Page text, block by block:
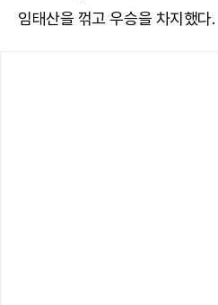
임태산을 꺾고 우승을 차지했다.